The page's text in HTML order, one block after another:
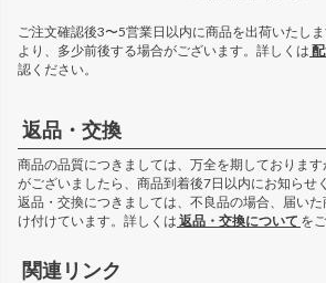
ご注文確認後3〜5営業日以内に商品を出荷いたし
より、多少前後する場合がございます。詳しくは
認ください。
返品・交換
商品の品質につきましては、万全を期しておりま
がございましたら、商品到着後7日以内にお知らせ
返品・交換につきましては、不良品の場合、届い
け付けています。詳しくは 返品・交換について を
関連リンク